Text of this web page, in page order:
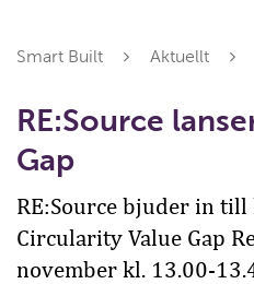
Smart Built Aktuellt
RE:Source
Gap
RE:Source bjuder in till
Circularity Value Gap
november kl. 13.00-